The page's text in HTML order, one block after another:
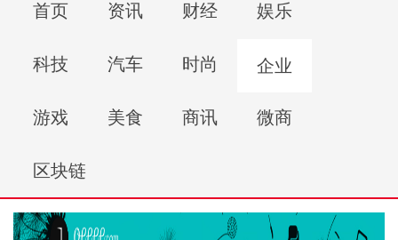
首页 资讯 财经 娱乐
科技 汽车 时尚 企业
游戏 美食 商讯 微商
区块链